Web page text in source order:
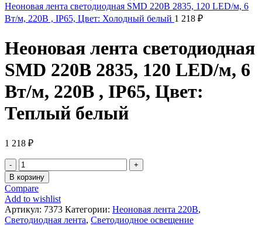
Неоновая лента светодиодная SMD 220В 2835, 120 LED/м, 6
Вт/м, 220В , IP65, Цвет: Холодный белый 1 218 ₽
Неоновая лента светодиодная
SMD 220В 2835, 120 LED/м, 6
Вт/м, 220В , IP65, Цвет:
Теплый белый
1 218 ₽
Количество
товара
Неоновая
лента
светодиодная
SMD
В корзину
Compare
Add to wishlist
Артикул: 7373 Категории: Неоновая лента 220В,
Светодиодная лента, Светодиодное освещение